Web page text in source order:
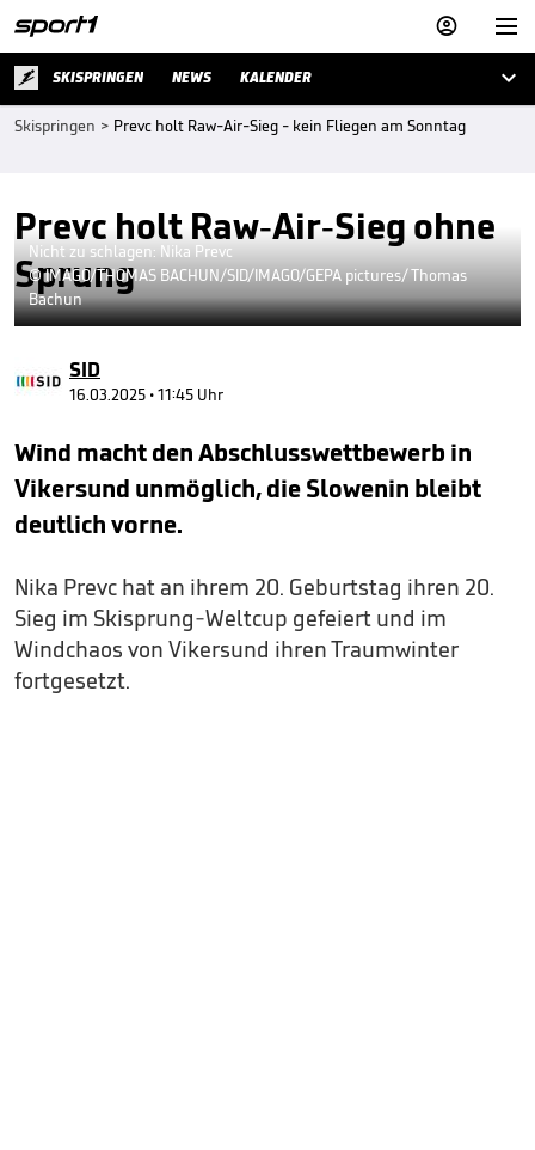


SKISPRINGEN NEWS KALENDER 
Skispringen > Prevc holt Raw-Air-Sieg - kein Fliegen am Sonntag
Prevc holt Raw-Air-Sieg ohne
Sprung
Nicht zu schlagen: Nika Prevc
© IMAGO/THOMAS BACHUN/SID/IMAGO/GEPA pictures/ Thomas
Bachun
SID
16.03.2025 • 11:45 Uhr
Wind macht den Abschlusswettbewerb in
Vikersund unmöglich, die Slowenin bleibt
deutlich vorne.
Nika Prevc hat an ihrem 20. Geburtstag ihren 20.
Sieg im Skisprung-Weltcup gefeiert und im
Windchaos von Vikersund ihren Traumwinter
fortgesetzt.